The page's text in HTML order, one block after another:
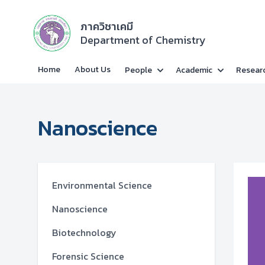
ภาควิชาเคมี
Department of Chemistry
Home About Us People Academic
Nanoscience
Environmental Science
Nanoscience
Biotechnology
Forensic Science